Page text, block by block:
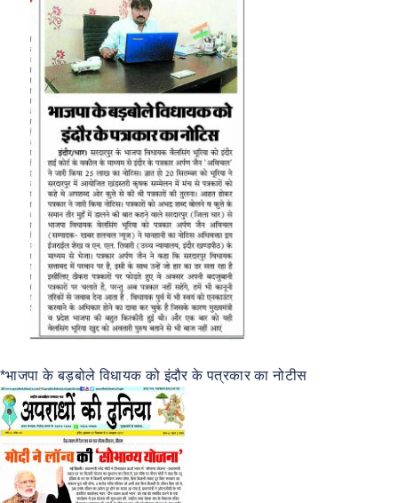
*भाजपा के बड़बोले विधायक को इंदौर के पत्रकार का नोटीस